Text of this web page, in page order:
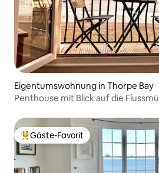
Eigentumswohnung in Thorpe Bay
Penthouse mit Blick auf die
Beliebter Gäste-Favorit.
Gäste-Favorit